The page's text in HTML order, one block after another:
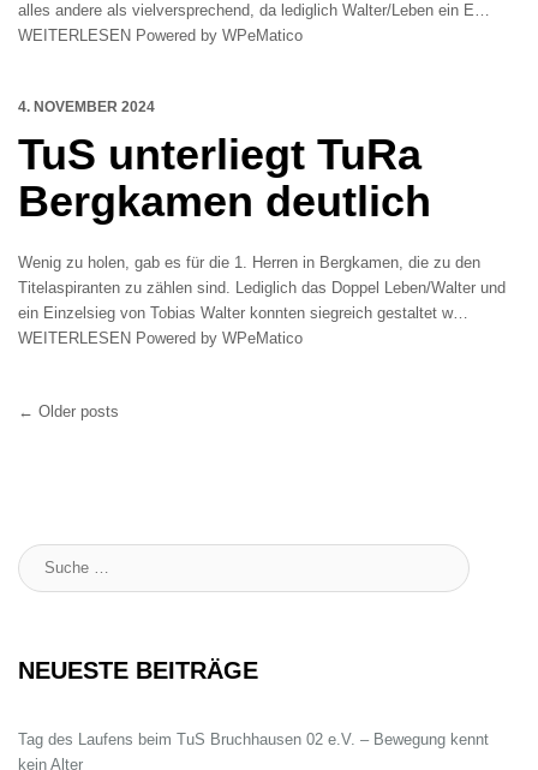
alles andere als vielversprechend, da lediglich Walter/Leben ein E…
WEITERLESEN Powered by WPeMatico
4. NOVEMBER 2024
TuS unterliegt TuRa
Bergkamen deutlich
Wenig zu holen, gab es für die 1. Herren in Bergkamen, die zu den
Titelaspiranten zu zählen sind. Lediglich das Doppel Leben/Walter und
ein Einzelsieg von Tobias Walter konnten siegreich gestaltet w…
WEITERLESEN Powered by WPeMatico
Post
← Older posts
Suche
:
NEUESTE BEITRÄGE
Tag des Laufens beim TuS Bruchhausen 02 e.V. – Bewegung kennt
kein Alter